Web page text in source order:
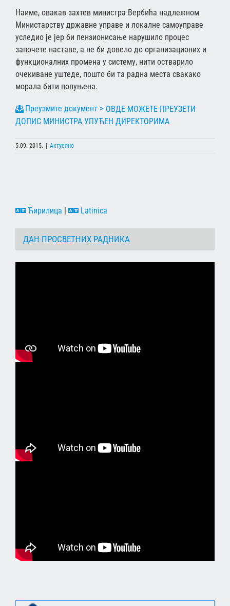
Наиме, овакав захтев министра Вербића надлежном
Министарству државне управе и локалне самоуправе
уследио је јер би пензионисање нарушило процес
започете наставе, а не би довело до организационих и
функционалних промена у систему, нити остварило
очекиване уштеде, пошто би та радна места свакако
морала бити попуњена.
ОВДЕ МОЖЕТЕ ПРЕУЗЕТИ
ДОПИС МИНИСТРА УПУЋЕН ДИРЕКТОРИМА
5.09. 2015. | Актуелно
Ћирилица | Latinica
ДАН ПРОСВЕТНИХ РАДНИКА